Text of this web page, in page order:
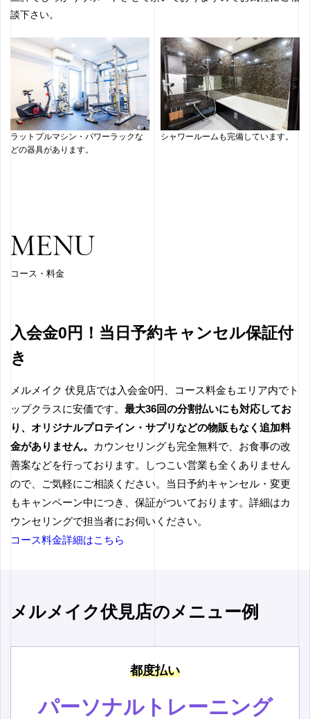
談下さい。
ラットプルマシン・パワーラックな
どの器具があります。
シャワールームも完備しています。
MENU
コース・料金
入会金0円！当日予約キャンセル保証付
き
メルメイク 伏見店では入会金0円、コース料金もエリア内でト
ップクラスに安価です。 最大36回の分割払いにも対応してお
り、オリジナルプロテイン・サプリなどの物販もなく追加料
金がありません。
カウンセリングも完全無料で、お食事の改
善案などを行っております。しつこい営業も全くありません
ので、ご気軽にご相談ください。当日予約キャンセル・変更
もキャンペーン中につき、保証がついております。詳細はカ
ウンセリングで担当者にお伺いください。
コース料金詳細はこちら
メルメイク伏見店のメニュー例
都度払い
パーソナルトレーニング